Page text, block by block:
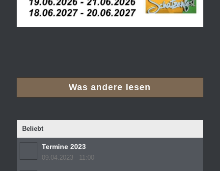
Was andere lesen
Beliebt
Termine 2023
09.04.2023 - 11:00